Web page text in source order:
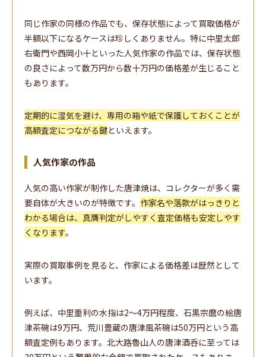
同じ作家の同様の作品でも、保存状態によって買取価格が
半額以下になるケースは珍しくありません。特に中里太郎
右衛門や西岡小十といった人気作家の作品では、保存状態
の良さによって数万円から数十万円の価格差が生じること
もあります。
定期的に湿気を避け、専用の箱や紙で保護しておくことが
高額査定につながる鍵といえます。
人気作家の作品
人気の高い作家が制作した唐津焼は、コレクターが多く需
要自体が大きいのが特徴です。 作家名や落款がはっきりと
わかる場合は、真贋判定がしやすく査定価格も安定しやす
くなります。
実際の買取事例を見ると、作家による価格差は歴然として
います。
例えば、中里重利の水指は2〜4万円程度、石黒宗麿の絵唐
津茶碗は9万円、荒川豊蔵の唐津風茶碗は50万円という高
額査定例もあります。北大路魯山人の唐津酒呑に至っては